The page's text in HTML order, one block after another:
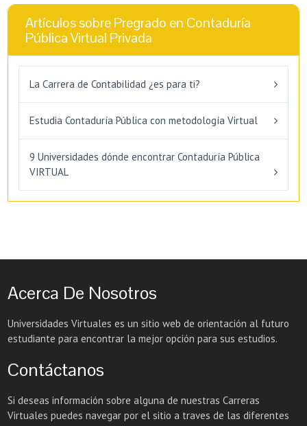
Artículos sobre Pregrado en Contaduría
Pública Virtual Privada
La Carrera de Contabilidad ¿es para ti?
Estudia Contaduría Pública con metodología Virtual
9 Universidades dónde encontrar Contaduría Pública
VIRTUAL
Acerca De Nosotros
Universidades Virtuales es un sitio web de orientación al futuro
estudiante para encontrar la mejor opción para sus estudios.
Contáctanos
Si deseas información sobre alguna de nuestras Carreras
Virtuales puedes navegar por el sitio a traves de las diferentes